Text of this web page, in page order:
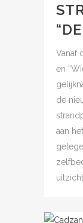
Vanaf
en
de
aan